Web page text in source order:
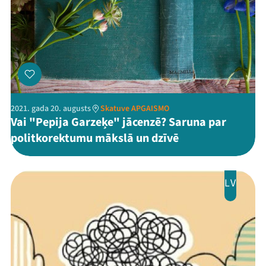
Mana programma
Festivāls
Programma
Arhīvs
Jaunumi
Ziedo
2021. gada 20. augusts Skatuve APGAISMO
Vai "Pepija Garzeķe" jācenzē? Saruna par
politkorektumu mākslā un dzīvē
LV